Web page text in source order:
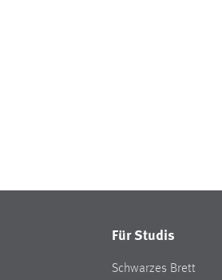
Für Studis
Schwarzes Brett